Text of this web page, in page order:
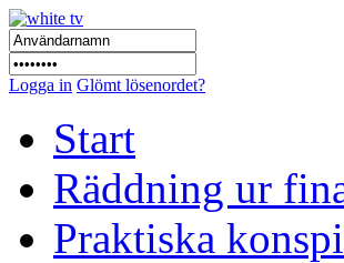
Logga in Glömt lösenordet?
Start
Räddning ur
Praktiska